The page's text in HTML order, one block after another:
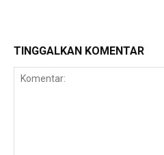
TINGGALKAN KOMENTAR